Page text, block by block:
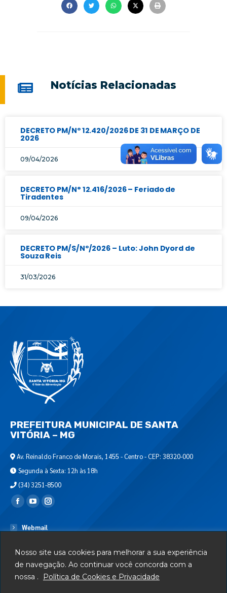
Nosso site usa cookies para melhorar a sua experiência
de navegação. Ao continuar você concorda com a
nossa .
Política de Cookies e Privacidade
Notícias Relacionadas
DECRETO PM/Nº 12.420/2026 DE 31 DE MARÇO DE
2026
09/04/2026
DECRETO PM/N° 12.416/2026 – Feriado de
Tiradentes
09/04/2026
DECRETO PM/S/Nº/2026 – Luto: John Dyord de
Souza Reis
31/03/2026
PREFEITURA MUNICIPAL DE SANTA
VITÓRIA – MG
Av. Reinaldo Franco de Morais, 1455 - Centro - CEP: 38320-000
Segunda à Sexta: 12h às 18h
(34) 3251-8500
Encontre-nos em:
Webmail
Serviços
Telefones Úteis